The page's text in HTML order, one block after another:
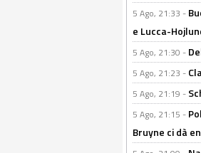
5 Ago, 21:33 -
e Lucca-
5 Ago, 21:30 -
5 Ago, 21:23 -
5 Ago, 21:19 -
5 Ago, 21:15 -
Bruyne ci dà